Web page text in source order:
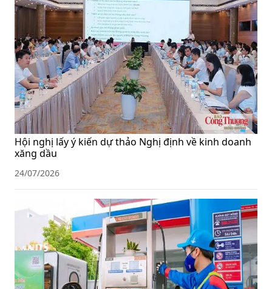
Hội nghị lấy ý kiến dự thảo Nghị định về kinh doanh
xăng dầu
24/07/2026